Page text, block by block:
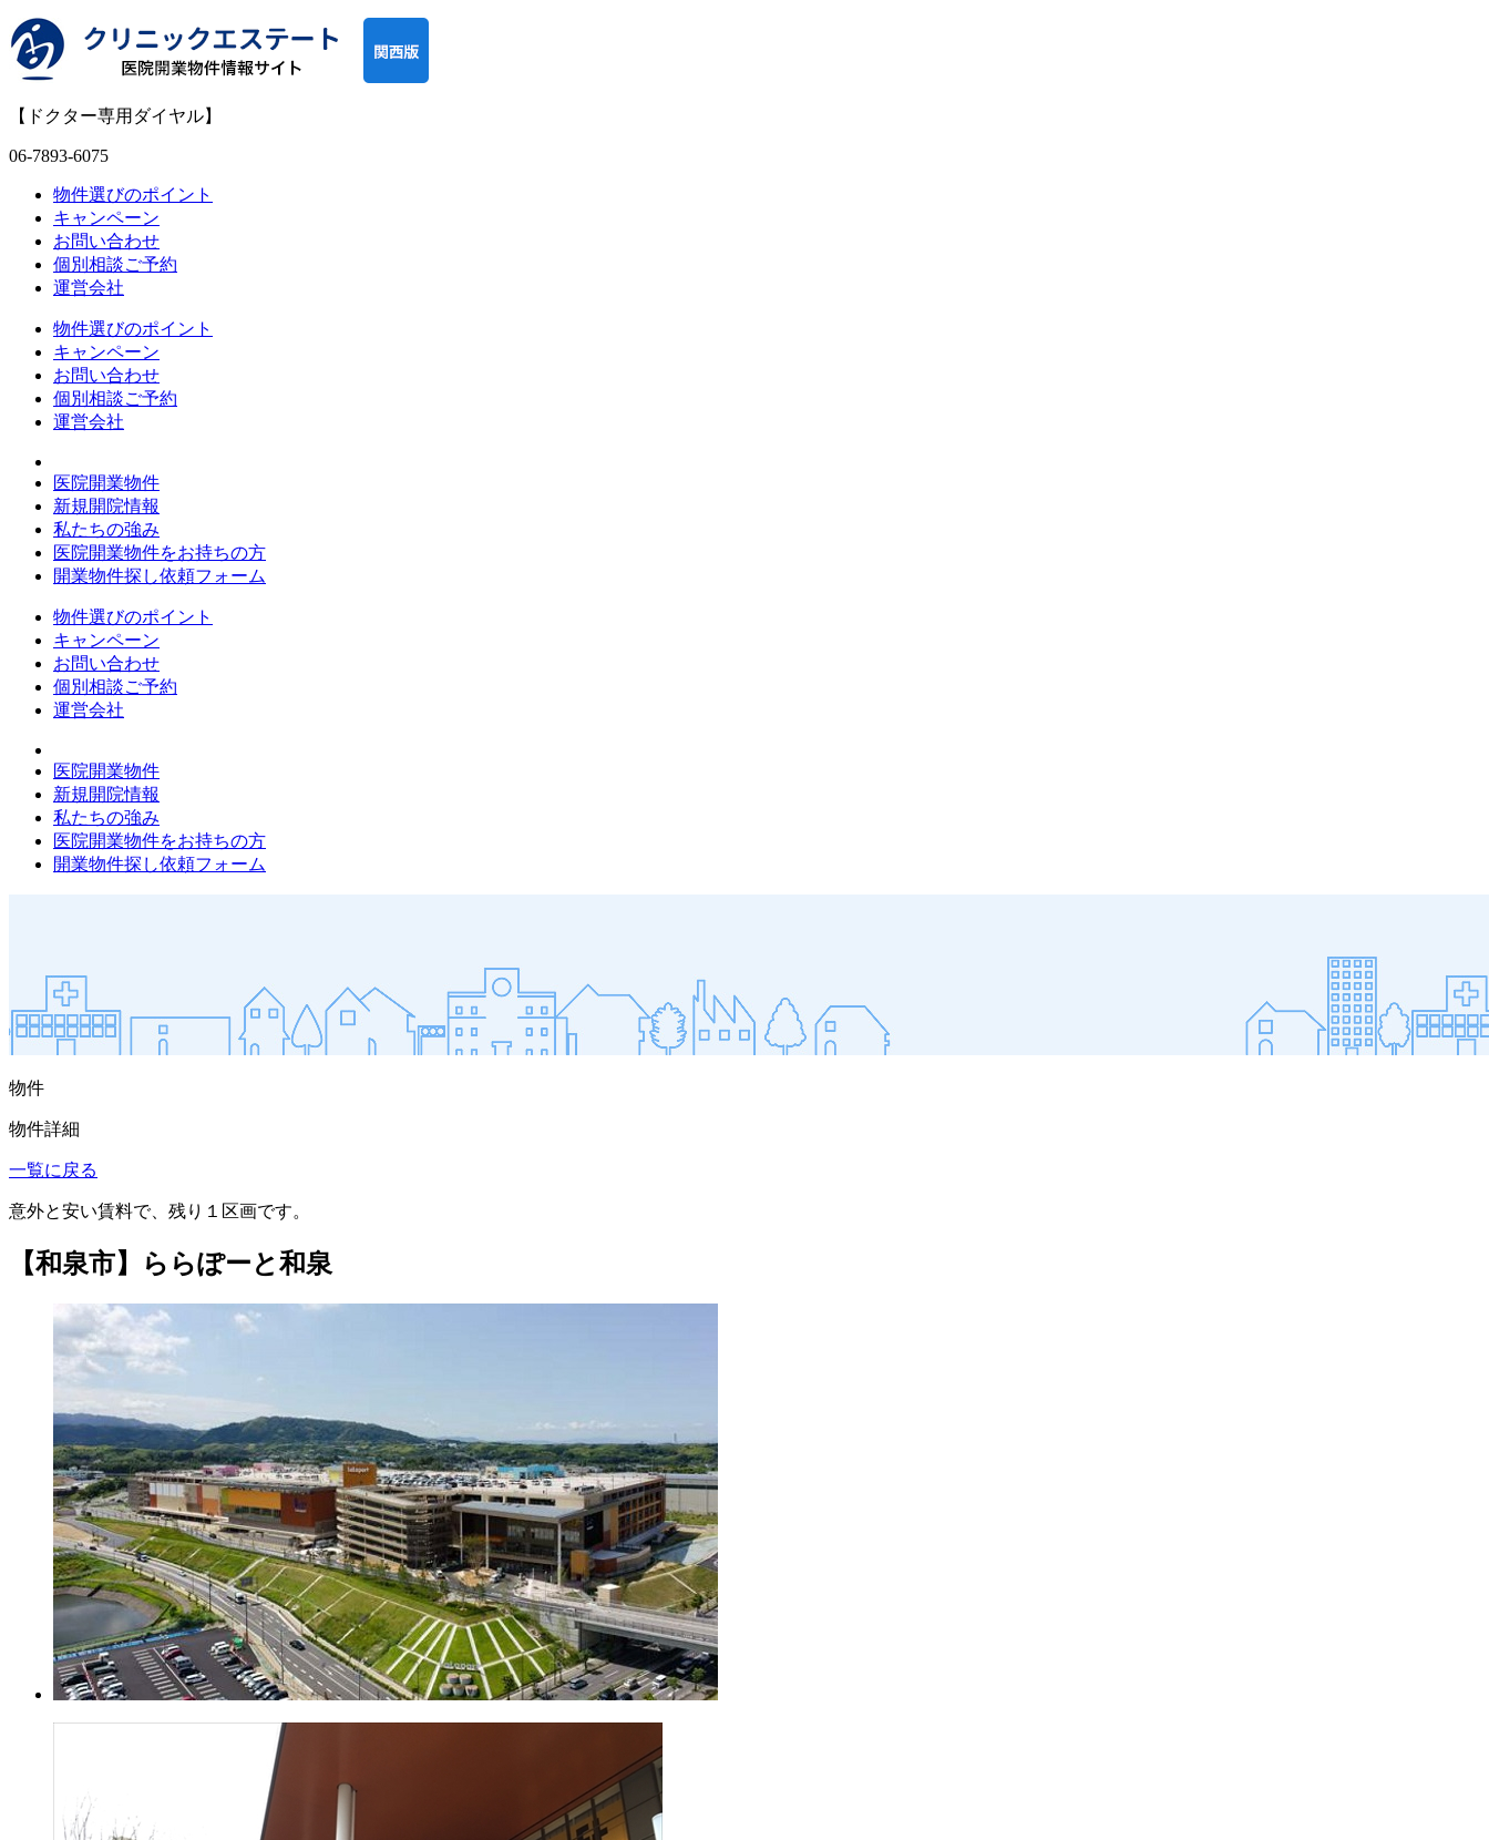
【ドクター専用ダイヤル】
06-7893-6075
物件選びのポイント
キャンペーン
お問い合わせ
個別相談ご予約
運営会社
物件選びのポイント
キャンペーン
お問い合わせ
個別相談ご予約
運営会社
医院開業物件
新規開院情報
私たちの強み
医院開業物件をお持ちの方
開業物件探し依頼フォーム
物件選びのポイント
キャンペーン
お問い合わせ
個別相談ご予約
運営会社
医院開業物件
新規開院情報
私たちの強み
医院開業物件をお持ちの方
開業物件探し依頼フォーム
物件
物件詳細
一覧に戻る
意外と安い賃料で、残り１区画です。
【和泉市】ららぽーと和泉